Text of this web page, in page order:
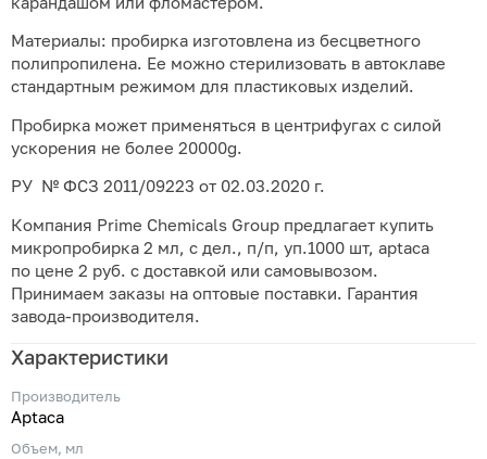
Материалы: пробирка изготовлена из бесцветного
полипропилена. Ее можно стерилизовать в автоклаве
стандартным режимом для пластиковых изделий.
Пробирка может применяться в центрифугах с силой
ускорения не более 20000g.
РУ № ФСЗ 2011/09223 от 02.03.2020 г.
Компания Prime Chemicals Group предлагает купить
микропробирка 2 мл, с дел., п/п, уп.1000 шт, aptaca
по цене 2 руб. с доставкой или самовывозом.
Принимаем заказы на оптовые поставки. Гарантия
завода-производителя.
Характеристики
Производитель
Aptaca
Объем, мл